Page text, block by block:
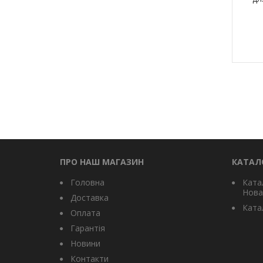
ПРО НАШ МАГАЗИН
Головна
Доставка
Оплата
Гарантія
Новини
Контакти